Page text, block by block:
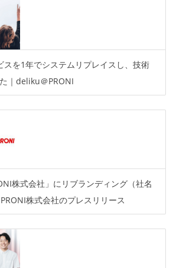
スを1年でシステムリプレイスし、技術
｜deliku＠PRONI
株式会社」にリブランディング（社名
株式会社のプレスリリース